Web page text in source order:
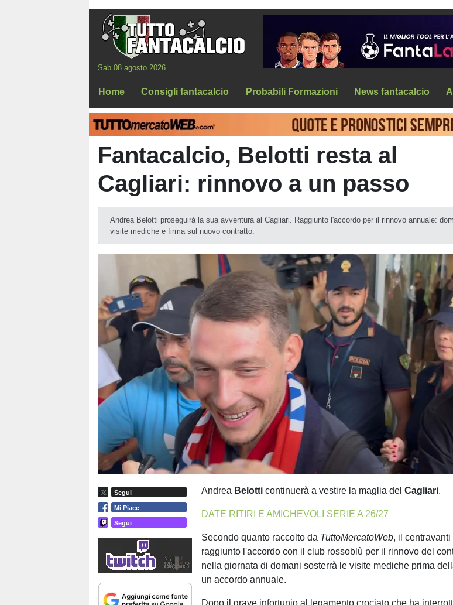
Sab 08 agosto 2026
Home Consigli fantacalcio Probabili Formazioni News fantacalcio
Fantacalcio, Belotti resta al
Cagliari: rinnovo a un passo
Andrea Belotti proseguirà la sua avventura al Cagliari. Raggiunto l'accordo per il rinnovo annuale:
visite mediche e firma sul nuovo contratto.
Segui
Mi Piace
Segui
Andrea Belotti continuerà a vestire la maglia delCagliari.
DATE RITIRI E AMICHEVOLI SERIE A 26/27
Secondo quanto raccolto da TuttoMercatoWeb, il centravanti
raggiunto l'accordo con il club rossoblù per il rinnovo del
nella giornata di domani sosterrà le visite mediche prima
un accordo annuale.
Dopo il grave infortunio al legamento crociato che ha